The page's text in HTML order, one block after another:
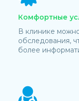
Комфортные
В клинике
обследования,
более